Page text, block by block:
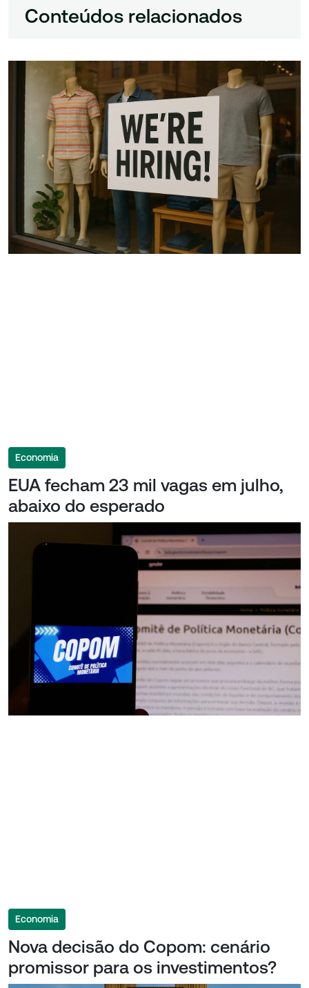
Conteúdos relacionados
Economia
EUA fecham 23 mil vagas em julho,
abaixo do esperado
Economia
Nova decisão do Copom: cenário
promissor para os investimentos?